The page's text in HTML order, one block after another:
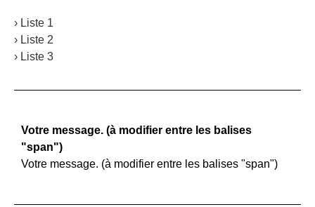
› Liste 1
› Liste 2
› Liste 3
Votre message. (à modifier entre les balises
"span")
Votre message. (à modifier entre les balises "span")